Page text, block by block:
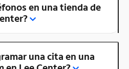
en una tienda de
una cita en una